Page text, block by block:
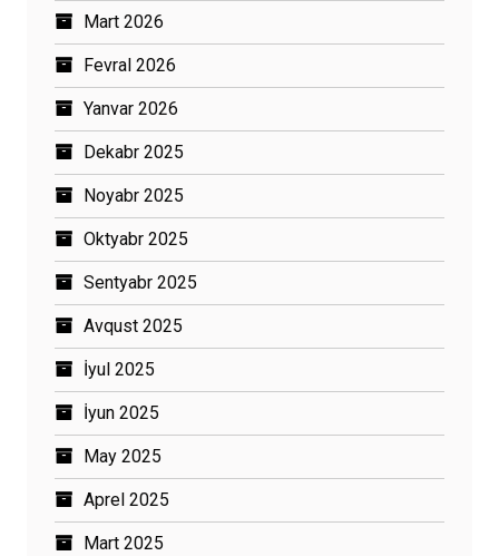
Mart 2026
Fevral 2026
Yanvar 2026
Dekabr 2025
Noyabr 2025
Oktyabr 2025
Sentyabr 2025
Avqust 2025
İyul 2025
İyun 2025
May 2025
Aprel 2025
Mart 2025